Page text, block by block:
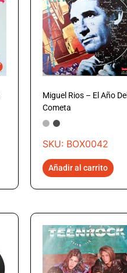
Miguel Rios – El Año Del
Cometa
SKU: BOX0042
Añadir al carrito